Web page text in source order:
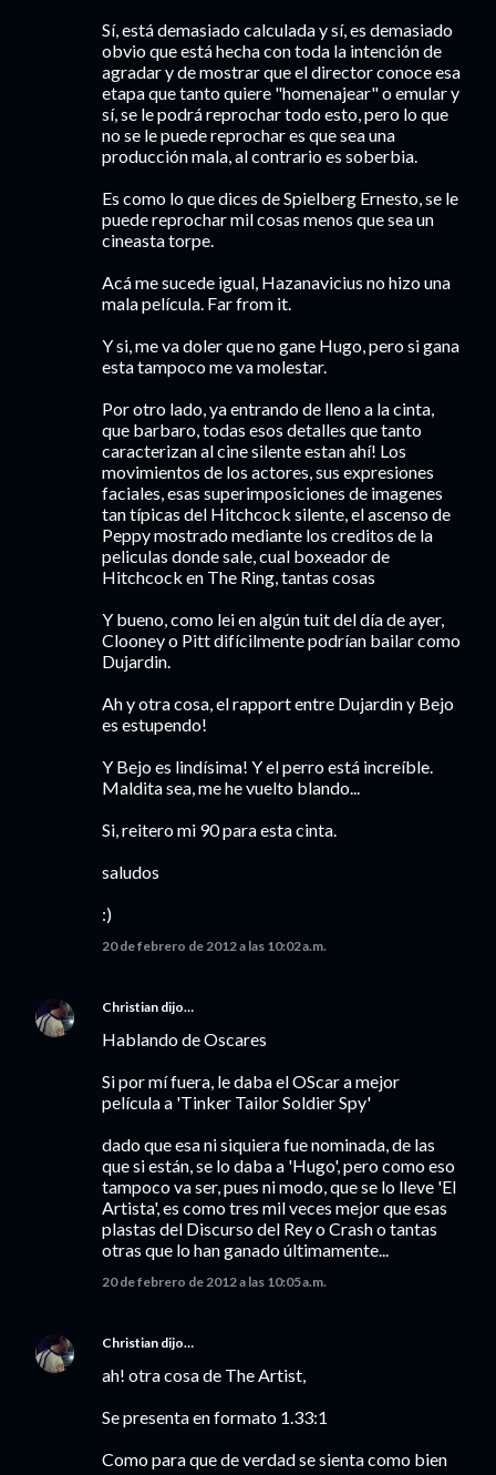
Sí, está demasiado calculada y sí, es demasiado
obvio que está hecha con toda la intención de
agradar y de mostrar que el director conoce esa
etapa que tanto quiere "homenajear" o emular y
sí, se le podrá reprochar todo esto, pero lo que
no se le puede reprochar es que sea una
producción mala, al contrario es soberbia.
Es como lo que dices de Spielberg Ernesto, se le
puede reprochar mil cosas menos que sea un
cineasta torpe.
Acá me sucede igual, Hazanavicius no hizo una
mala película. Far from it.
Y si, me va doler que no gane Hugo, pero si gana
esta tampoco me va molestar.
Por otro lado, ya entrando de lleno a la cinta,
que barbaro, todas esos detalles que tanto
caracterizan al cine silente estan ahí! Los
movimientos de los actores, sus expresiones
faciales, esas superimposiciones de imagenes
tan típicas del Hitchcock silente, el ascenso de
Peppy mostrado mediante los creditos de la
peliculas donde sale, cual boxeador de
Hitchcock en The Ring, tantas cosas
Y bueno, como lei en algún tuit del día de ayer,
Clooney o Pitt difícilmente podrían bailar como
Dujardin.
Ah y otra cosa, el rapport entre Dujardin y Bejo
es estupendo!
Y Bejo es lindísima! Y el perro está increíble.
Maldita sea, me he vuelto blando...
Si, reitero mi 90 para esta cinta.
saludos
:)
20 de febrero de 2012 a las 10:02 a.m.
Christian dijo…
Hablando de Oscares
Si por mí fuera, le daba el OScar a mejor
película a 'Tinker Tailor Soldier Spy'
dado que esa ni siquiera fue nominada, de las
que si están, se lo daba a 'Hugo', pero como eso
tampoco va ser, pues ni modo, que se lo lleve 'El
Artista', es como tres mil veces mejor que esas
plastas del Discurso del Rey o Crash o tantas
otras que lo han ganado últimamente...
20 de febrero de 2012 a las 10:05 a.m.
Christian dijo…
ah! otra cosa de The Artist,
Se presenta en formato 1.33:1
Como para que de verdad se sienta como bien